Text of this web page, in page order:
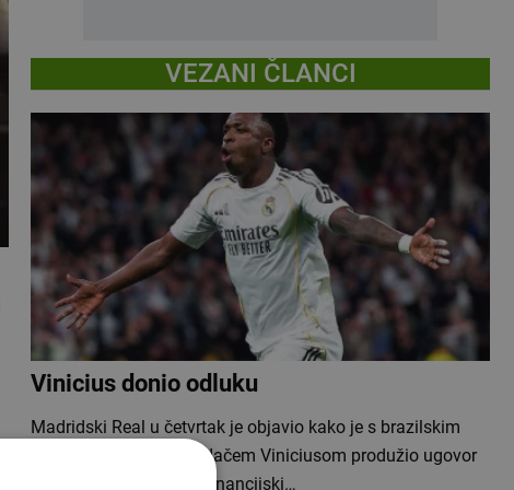
VEZANI ČLANCI
Vinicius donio odluku
Madridski Real u četvrtak je objavio kako je s brazilskim
reprezentativnim napadačem Viniciusom produžio ugovor
do ljeta 2032. godine. Financijski…